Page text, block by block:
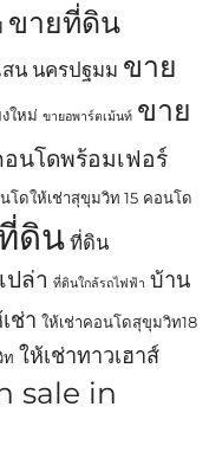
ขายที่ดิน
สน นครปฐมม ขาย
ใหม่ ขายอพาร์ตเม้นท์ ขาย
นโดพร้อมเฟอร์
โดให้เช่าสุขุมวิท 15 คอนโด
ดินที่ดิน
ปล่า ที่ดินใกล้รถไฟฟ้า บ้าน
ช่า ให้เช่าคอนโดสุขุมวิท18
ท ให้เช่าทาวเฮาส์
sale in